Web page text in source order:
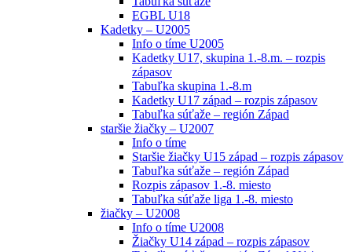
EGBL U18
Kadetky – U2005
Info o tíme U2005
Kadetky U17, skupina 1.-8.m. – rozpis
zápasov
Tabuľka skupina 1.-8.m
Kadetky U17 západ – rozpis zápasov
Tabuľka súťaže – región Západ
staršie žiačky – U2007
Info o tíme
Staršie žiačky U15 západ – rozpis zápasov
Tabuľka súťaže – región Západ
Rozpis zápasov 1.-8. miesto
Tabuľka súťaže liga 1.-8. miesto
žiačky – U2008
Info o tíme U2008
Žiačky U14 západ – rozpis zápasov